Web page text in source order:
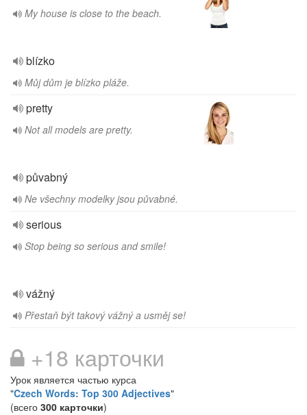
My house is close to the beach.
blízko
Můj dům je blízko pláže.
pretty
Not all models are pretty.
půvabný
Ne všechny modelky jsou půvabné.
serious
Stop being so serious and smile!
vážný
Přestaň být takový vážný a usměj se!
+18 карточки
Урок является частью курса
"Czech Words: Top 300 Adjectives"
(всего 300 карточки)